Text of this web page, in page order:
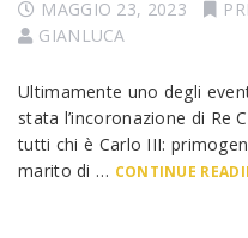
MAGGIO 23, 2023
GIANLUCA
Ultimamente uno degli
stata l’incoronazione di Re
tutti chi è Carlo III:
marito di … CONTINUE